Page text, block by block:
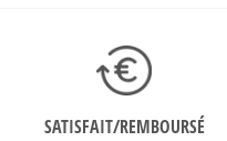
SATISFAIT/REMBOURSÉ